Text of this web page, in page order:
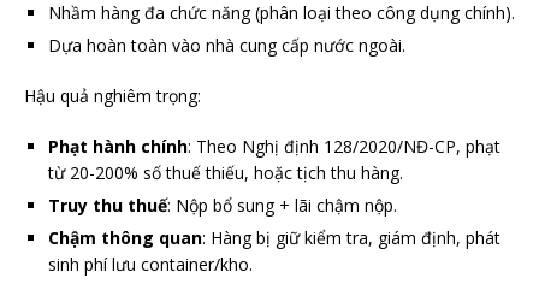
Nhầm hàng đa chức năng (phân loại theo công dụng chính).
Dựa hoàn toàn vào nhà cung cấp nước ngoài.
Hậu quả nghiêm trọng:
Phạt hành chính: Theo Nghị định 128/2020/NĐ-CP, phạt
từ 20-200% số thuế thiếu, hoặc tịch thu hàng.
Truy thu thuế: Nộp bổ sung + lãi chậm nộp.
Chậm thông quan: Hàng bị giữ kiểm tra, giám định, phát
sinh phí lưu container/kho.